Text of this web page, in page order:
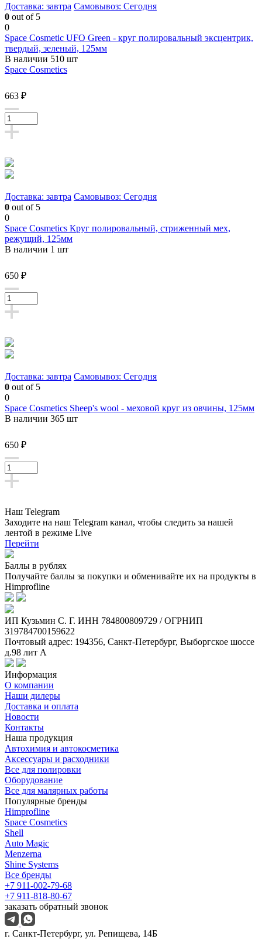
Доставка: завтра Самовывоз: Сегодня
0 out of 5
0
Space Cosmetic UFO Green - круг полировальный эксцентрик,
твердый, зеленый, 125мм
В наличии 510 шт
Space Cosmetics
663 ₽
Доставка: завтра Самовывоз: Сегодня
0 out of 5
0
Space Cosmetics Круг полировальный, стриженный мех,
режущий, 125мм
В наличии 1 шт
650 ₽
Доставка: завтра Самовывоз: Сегодня
0 out of 5
0
Space Cosmetics Sheep's wool - меховой круг из овчины, 125мм
В наличии 365 шт
650 ₽
Наш Telegram
Заходите на наш Telegram канал, чтобы следить за нашей
лентой в режиме Live
Перейти
Баллы в рублях
Получайте баллы за покупки и обменивайте их на продукты в
Himprofline
ИП Кузьмин C. Г. ИНН 784800809729 / ОГРНИП
319784700159622
Почтовый адрес: 194356, Санкт-Петербург, Выборгское шоссе
д.98 лит А
Информация
О компании
Наши дилеры
Доставка и оплата
Новости
Контакты
Наша продукция
Автохимия и автокосметика
Аксессуары и расходники
Все для полировки
Оборудование
Все для малярных работы
Популярные бренды
Himprofline
Space Cosmetics
Shell
Auto Magic
Menzerna
Shine Systems
Все бренды
+7 911-002-79-68
+7 911-818-80-67
заказать обратный звонок
г. Санкт-Петербург, ул. Репищева, 14Б